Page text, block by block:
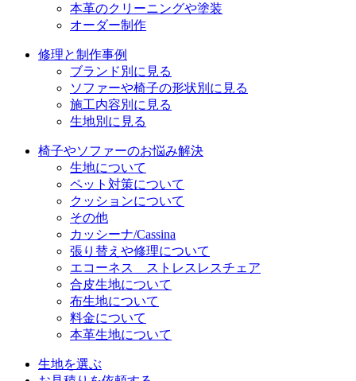
本革のクリーニングや塗装
オーダー制作
修理と制作事例
ブランド別に見る
ソファーや椅子の形状別に見る
施工内容別に見る
生地別に見る
椅子やソファーのお悩み解決
生地について
ペット対策について
クッションについて
その他
カッシーナ/Cassina
張り替えや修理について
エコーネス ストレスレスチェア
合皮生地について
布生地について
料金について
本革生地について
生地を選ぶ